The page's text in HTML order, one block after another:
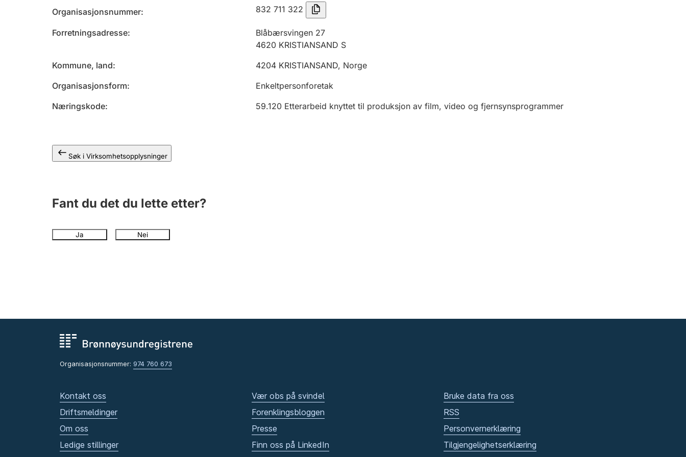
Organisasjonsnummer 832 711 322
Forretningsadresse
Blåbærsvingen 27
4620 KRISTIANSAND S
Kommune, land
4204 KRISTIANSAND, Norge
Organisasjonsform
Enkeltpersonforetak
Næringskode
59.120 Etterarbeid knyttet til produksjon av film, video og fjernsynsprogrammer
Søk i Virksomhetsopplysninger
Fant du det du lette etter?
Ja Nei
Organisasjonsnummer: 974 760 673
Kontakt oss
Driftsmeldinger
Om oss
Ledige stillinger
Vær obs på svindel
Forenklingsbloggen
Presse
Finn oss på LinkedIn
Bruke data fra oss
RSS
Personvernerklæring
Tilgjengelighetserklæring